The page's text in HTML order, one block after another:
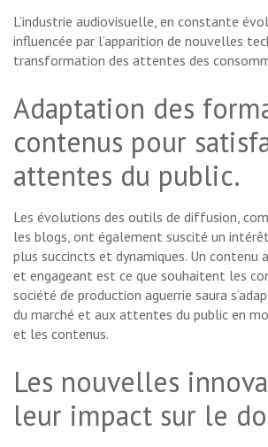
L’industrie audiovisuelle, en constante
influencée par l’apparition de nouvelles
transformation des attentes des
Adaptation des
contenus pour
attentes du public.
Les évolutions des outils de diffusion,
les blogs, ont également suscité un
plus succincts et dynamiques. Un contenu
et engageant est ce que souhaitent les
société de production aguerrie saura
du marché et aux attentes du public en
et les contenus.
Les nouvelles
leur impact sur le